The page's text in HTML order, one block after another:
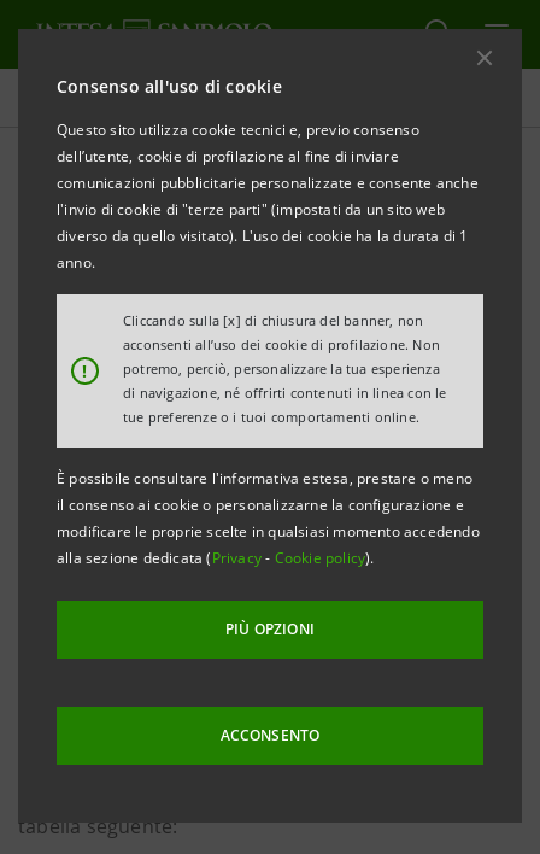
Consenso all'uso di cookie
Questo sito utilizza cookie tecnici e, previo consenso
dell’utente, cookie di profilazione al fine di inviare
comunicazioni pubblicitarie personalizzate e consente anche
l'invio di cookie di "terze parti" (impostati da un sito web
diverso da quello visitato). L'uso dei cookie ha la durata di 1
anno.
!
Cliccando sulla [x] di chiusura del banner, non
acconsenti all’uso dei cookie di profilazione. Non
potremo, perciò, personalizzare la tua esperienza
di navigazione, né offrirti contenuti in linea con le
tue preferenze o i tuoi comportamenti online.
È possibile consultare l'informativa estesa, prestare o meno
il consenso ai cookie o personalizzarne la configurazione e
modificare le proprie scelte in qualsiasi momento accedendo
alla sezione dedicata (Privacy- Cookie policy).
PIÙ OPZIONI
ACCONSENTO
Comunicati stampa
STAMPA AGGIORNA
INTESA SANPAOLO: ESECUZIONE DEL PROGRAMMA
DI ACQUISTO DI AZIONI PROPRIE FINALIZZATO
ALL’ANNULLAMENTO NEL PERIODO 25 AGOSTO - 29
AGOSTO 2025
Torino, Milano, 1° settembre 2025– Intesa Sanpaolo, in
relazione all’esecuzione del programma di acquisto di
azioni proprie finalizzato all’annullamento (
comunicato al mercato il 26 maggio 2025 e avviato il 2
giugno 2025, informa, ai sensi della normativa
applicabile, che nel periodo dal 25 agosto al 29 agosto
2025 - in base alle informazioni fornite
dall’intermediario terzo Morgan Stanley Europe SE,
tabella seguente: